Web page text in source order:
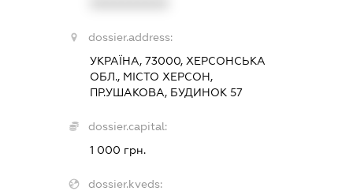
dossier.address:
УКРАЇНА, 73000, ХЕРСОНСЬКА
ОБЛ., МІСТО ХЕРСОН,
ПР.УШАКОВА, БУДИНОК 57
dossier.capital:
1 000 грн.
dossier.kveds: